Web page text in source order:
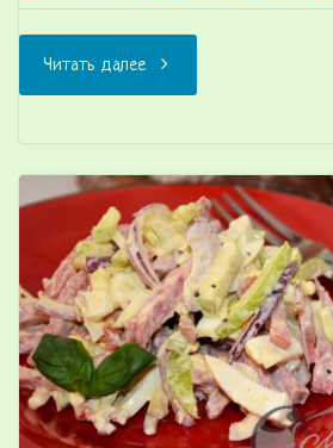
Читать далее"Тонкие
на
молоке
с
любой
начинкой